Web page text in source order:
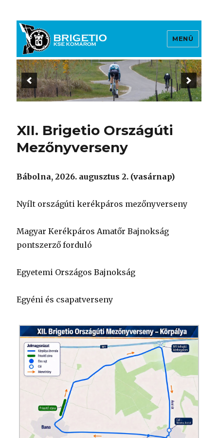
Brigetio KSE
MENÜ
XII. Brigetio Országúti
Mezőnyverseny
Bábolna, 2026. augusztus 2. (vasárnap)
Nyílt országúti kerékpáros mezőnyverseny
Magyar Kerékpáros Amatőr Bajnokság
pontszerző forduló
Egyetemi Országos Bajnokság
Egyéni és csapatverseny